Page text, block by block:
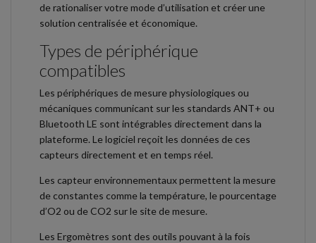
de rationaliser votre mode d’utilisation et créer une
solution centralisée et économique.
Types de périphérique
compatibles
Les périphériques de mesure physiologiques ou
mécaniques communicant sur les standards ANT+ ou
Bluetooth LE sont intégrables directement dans la
plateforme. Le logiciel reçoit les données de ces
capteurs directement et en temps réel.
Les capteur environnementaux permettent la mesure
de constantes comme la température, le pourcentage
d’O2 ou de CO2 sur le site de mesure.
Les Ergomètres sont des outils pouvant à la fois